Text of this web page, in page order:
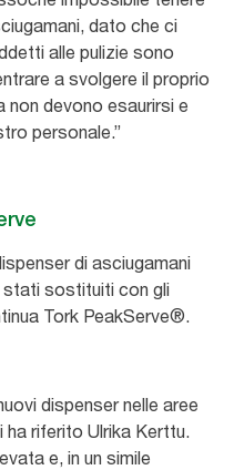
dato che ci
alle pulizie sono
a svolgere il proprio
non devono esaurirsi e
personale.”
di asciugamani
sostituiti con gli
Tork PeakServe®.
dispenser nelle aree
ha riferito Ulrika Kerttu.
e, in un simile